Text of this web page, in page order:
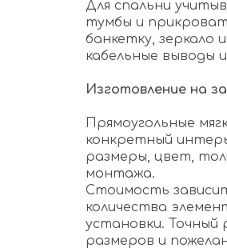
Для спальни
тумбы и
банкетку, зеркало
кабельные выводы
Изготовление на
Прямоугольные
конкретный
размеры, цвет,
монтажа.
Стоимость
количества
установки. Точный
размеров и